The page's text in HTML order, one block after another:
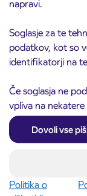
napravi.
Soglasje za te
podatkov, kot so
identifikatorji na
Če soglasja ne
vpliva na
Dovoli vse
Politika o
Kranj